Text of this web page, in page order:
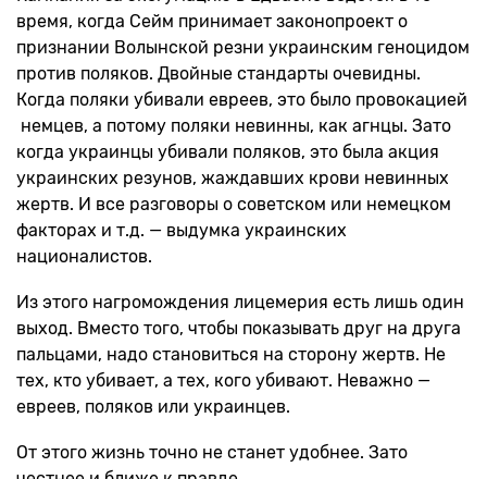
время, когда Сейм принимает законопроект о
признании Волынской резни украинским геноцидом
против поляков. Двойные стандарты очевидны.
Когда поляки убивали евреев, это было провокацией
немцев, а потому поляки невинны, как агнцы. Зато
когда украинцы убивали поляков, это была акция
украинских резунов, жаждавших крови невинных
жертв. И все разговоры о советском или немецком
факторах и т.д. — выдумка украинских
националистов.
Из этого нагромождения лицемерия есть лишь один
выход. Вместо того, чтобы показывать друг на друга
пальцами, надо становиться на сторону жертв. Не
тех, кто убивает, а тех, кого убивают. Неважно —
евреев, поляков или украинцев.
От этого жизнь точно не станет удобнее. Зато